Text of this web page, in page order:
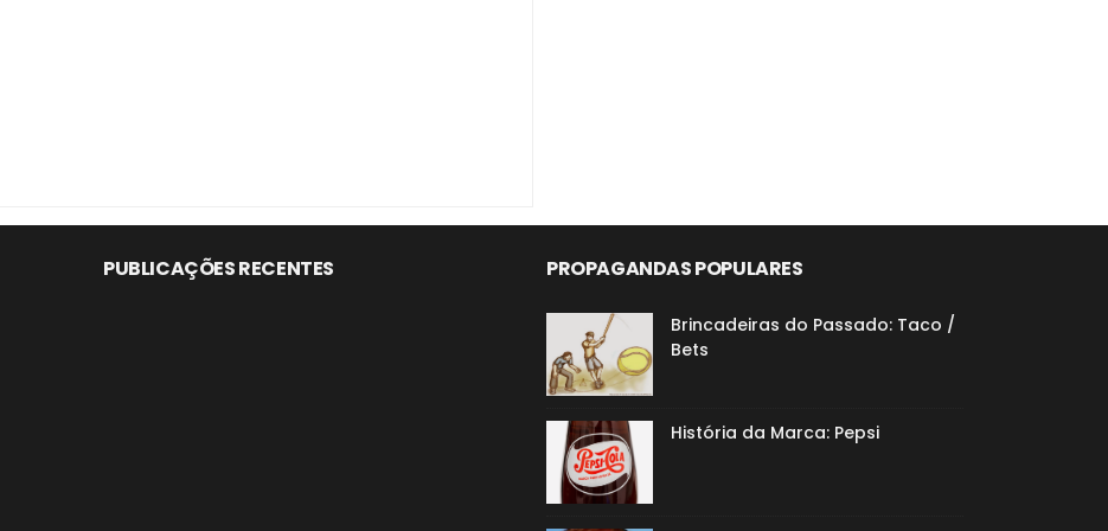
PUBLICAÇÕES RECENTES PROPAGANDAS POPULARES
Brincadeiras do Passado: Taco /
Bets
História da Marca: Pepsi